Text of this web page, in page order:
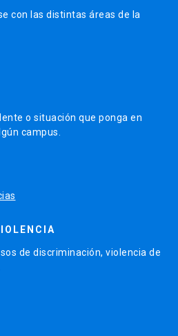
con las distintas áreas de la
o situación que ponga en
campus.
de discriminación, violencia de